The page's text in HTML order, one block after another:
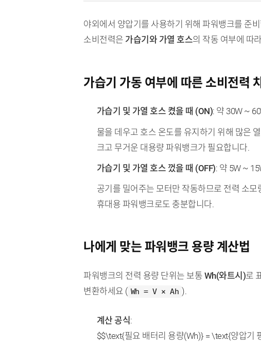
야외에서 양압기를 사용하기 위해 파워뱅크를 준
소비전력은 가습기와 가열 호스의 작동 여부에 따
가습기 가동 여부에 따른 소비전력
가습기 및 가열 호스 켰을 때 (ON): 약 30W ~
물을 데우고 호스 온도를 유지하기 위해 많은
크고 무거운 대용량 파워뱅크가 필요합니다.
가습기 및 가열 호스 껐을 때 (OFF): 약 5W ~
공기를 밀어주는 모터만 작동하므로 전력 소
휴대용 파워뱅크로도 충분합니다.
나에게 맞는 파워뱅크 용량 계산법
파워뱅크의 전력 용량 단위는 보통 Wh(와트시)로
변환하세요 ( Wh = V × Ah ).
계산 공식:
$$\text{필요 배터리 용량(Wh)} = \text{양압